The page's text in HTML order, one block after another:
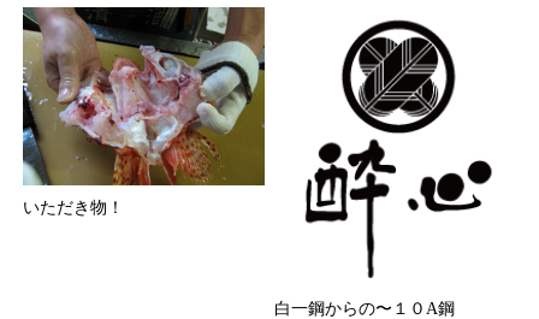
いただき物！
白一鋼からの〜１０A鋼